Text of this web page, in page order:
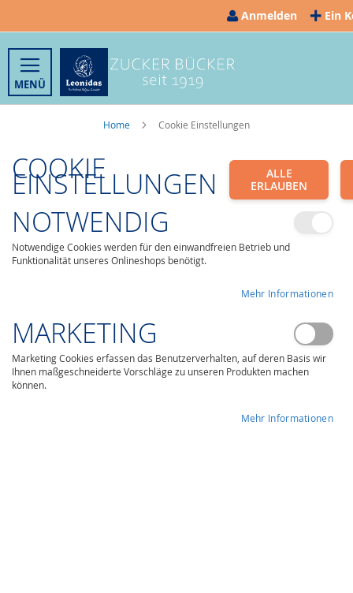
zum
Inhalt
Anmelden Ein
Home Cookie Einstellungen
COOKIE
EINSTELLUNGEN
ALLE
ERLAUBEN
NOTWENDIG
Notwendige Cookies werden für den einwandfreien Betrieb und
Funktionalität unseres Onlineshops benötigt.
Mehr Informationen
MARKETING
Marketing Cookies erfassen das Benutzerverhalten, auf deren Basis wir
Ihnen maßgeschneiderte Vorschläge zu unseren Produkten machen
können.
Mehr Informationen